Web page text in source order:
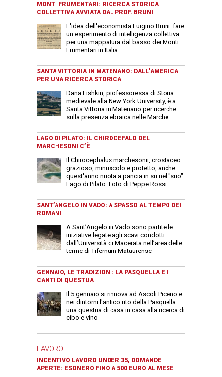
MONTI FRUMENTARI: RICERCA STORICA
COLLETTIVA AVVIATA DAL PROF. BRUNI
L'idea dell'economista Luigino Bruni: fare
un esperimento di intelligenza collettiva
per una mappatura dal basso dei Monti
Frumentari in Italia
SANTA VITTORIA IN MATENANO: DALL’AMERICA
PER UNA RICERCA STORICA
Dana Fishkin, professoressa di Storia
medievale alla New York University, è a
Santa Vittoria in Matenano per ricerche
sulla presenza ebraica nelle Marche
LAGO DI PILATO: IL CHIROCEFALO DEL
MARCHESONI C’È
Il Chirocephalus marchesonii, crostaceo
grazioso, minuscolo e protetto, anche
quest'anno nuota a pancia in su nel "suo"
Lago di Pilato. Foto di Peppe Rossi
SANT’ANGELO IN VADO: A SPASSO AL TEMPO DEI
ROMANI
A Sant’Angelo in Vado sono partite le
iniziative legate agli scavi condotti
dall’Università di Macerata nell’area delle
terme di Tifernum Mataurense
GENNAIO, LE TRADIZIONI: LA PASQUELLA E I
CANTI DI QUESTUA
Il 5 gennaio si rinnova ad Ascoli Piceno e
nei dintorni l'antico rito della Pasquella:
una questua di casa in casa alla ricerca di
cibo e vino
LAVORO
INCENTIVO LAVORO UNDER 35, DOMANDE
APERTE: ESONERO FINO A 500 EURO AL MESE